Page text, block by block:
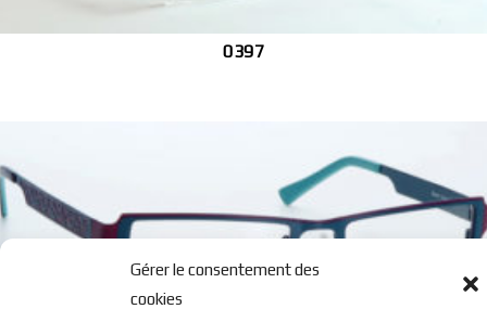
Gérer le consentement des
cookies
0397